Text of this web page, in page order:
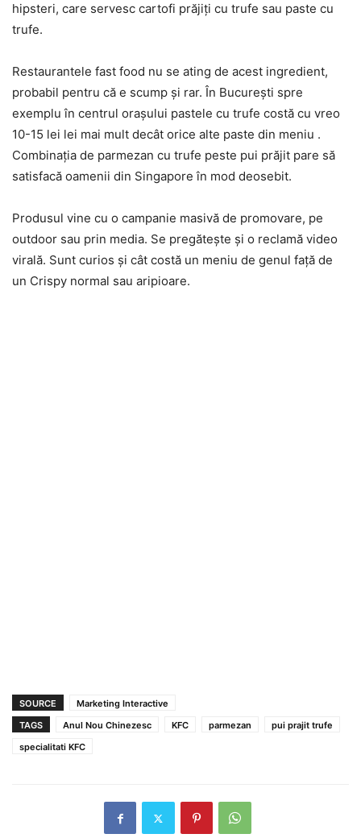
hipsteri, care servesc cartofi prăjiţi cu trufe sau paste cu
trufe.
Restaurantele fast food nu se ating de acest ingredient,
probabil pentru că e scump şi rar. În Bucureşti spre
exemplu în centrul oraşului pastele cu trufe costă cu vreo
10-15 lei lei mai mult decât orice alte paste din meniu .
Combinaţia de parmezan cu trufe peste pui prăjit pare să
satisfacă oamenii din Singapore în mod deosebit.
Produsul vine cu o campanie masivă de promovare, pe
outdoor sau prin media. Se pregăteşte şi o reclamă video
virală. Sunt curios şi cât costă un meniu de genul faţă de
un Crispy normal sau aripioare.
SOURCE
Marketing Interactive
TAGS
Anul Nou Chinezesc KFC parmezan
pui prajit trufe
specialitati KFC